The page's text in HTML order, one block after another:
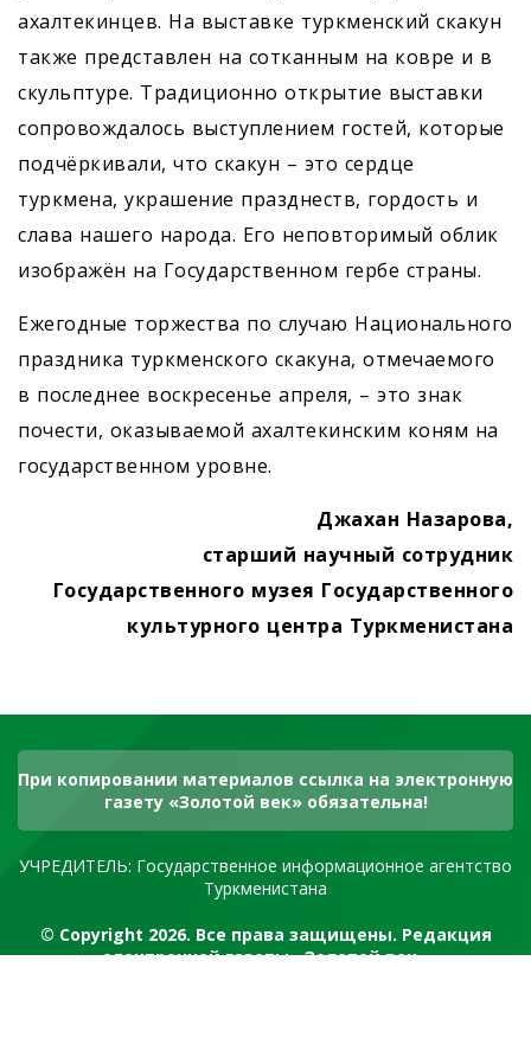
ахалтекинцев. На выставке туркменский скакун
также представлен на сотканным на ковре и в
скульптуре. Традиционно открытие выставки
сопровождалось выступлением гостей, которые
подчёркивали, что скакун – это сердце
туркмена, украшение празднеств, гордость и
слава нашего народа. Его неповторимый облик
изображён на Государственном гербе страны.
Ежегодные торжества по случаю Национального
праздника туркменского скакуна, отмечаемого
в последнее воскресенье апреля, – это знак
почести, оказываемой ахалтекинским коням на
государственном уровне.
Джахан Назарова,
старший научный сотрудник
Государственного музея Государственного
культурного центра Туркменистана
При копировании материалов ссылка на электронную
газету «Золотой век» обязательна!
УЧРЕДИТЕЛЬ: Государственное информационное агентство
Туркменистана
© Copyright 2026. Все права защищены. Редакция
электронной газеты «Золотой век»